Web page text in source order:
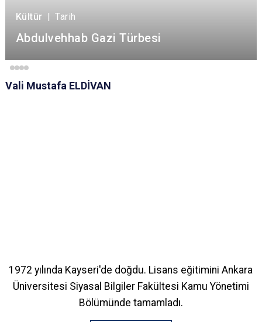
Kültür Tarih
Abdulvehhab Gazi Türbesi
Vali Mustafa ELDİVAN
1972 yılında Kayseri'de doğdu. Lisans eğitimini Ankara
Üniversitesi Siyasal Bilgiler Fakültesi Kamu Yönetimi
Bölümünde tamamladı.